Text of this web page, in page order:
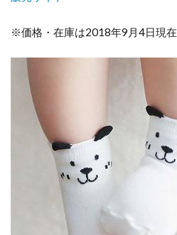
※価格・在庫は2018年9月4日現在